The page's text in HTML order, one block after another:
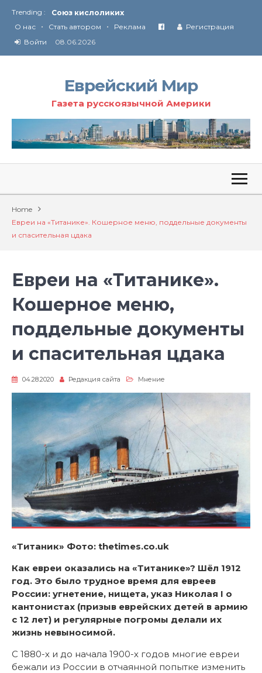
Trending :
Соглашение США с Ираном
Технология Революции в Иране
О нас • Стать автором • Реклама
Регистрация
Войти
08.06.2026
Еврейский Мир
Газета русскоязычной Америки
Home
Евреи на «Титанике». Кошерное меню, поддельные документы
и спасительная цдака
Евреи на «Титанике».
Кошерное меню,
поддельные документы
и спасительная цдака
04.28.2020 Редакция сайта Мнение
«Титаник» Фото: thetimes.co.uk
Как евреи оказались на «Титанике»? Шёл 1912
год. Это было трудное время для евреев
России: угнетение, нищета, указ Николая I о
кантонистах (призыв еврейских детей в армию
с 12 лет) и регулярные погромы делали их
жизнь невыносимой.
С 1880-х и до начала 1900-х годов многие евреи
бежали из России в отчаянной попытке изменить